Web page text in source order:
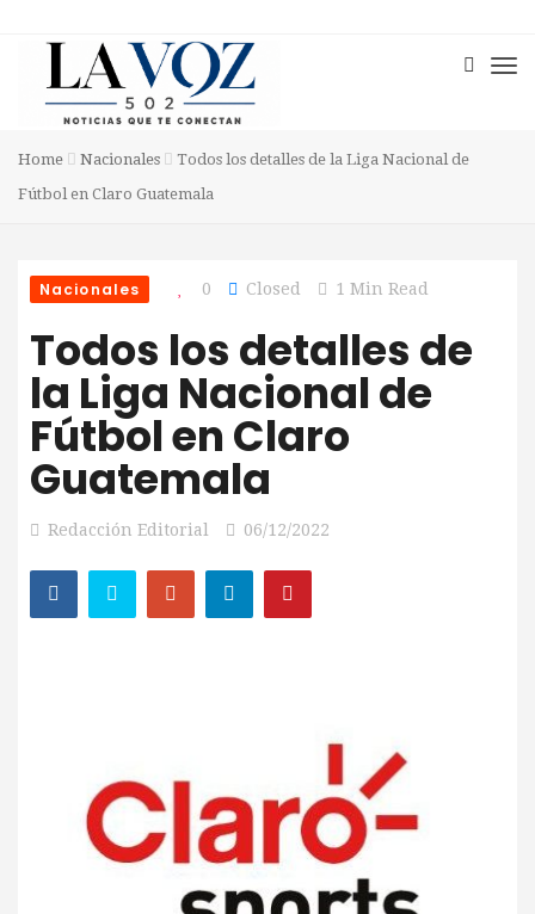
Home Nacionales
Todos los detalles de la Liga Nacional de
Fútbol en Claro Guatemala
Nacionales 0 Closed 1 Min Read
Todos los detalles de
la Liga Nacional de
Fútbol en Claro
Guatemala
Redacción Editorial 06/12/2022